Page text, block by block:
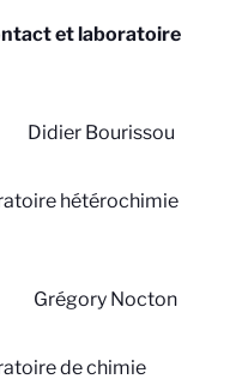
laboratoire
Bourissou
Nocton
chimie